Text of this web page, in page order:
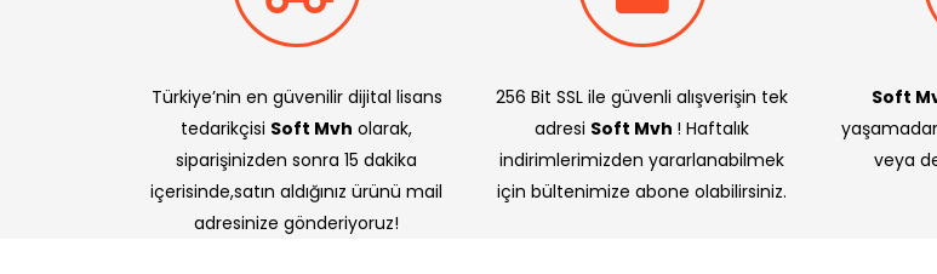
Türkiye’nin en güvenilir dijital lisans
tedarikçisi Soft Mvh olarak,
siparişinizden sonra 15 dakika
içerisinde,satın aldığınız ürünü mail
adresinize gönderiyoruz!
256 Bit SSL ile güvenli alışverişin tek
adresi Soft Mvh ! Haftalık
indirimlerimizden yararlanabilmek
için bültenimize abone olabilirsiniz.
Soft
veya